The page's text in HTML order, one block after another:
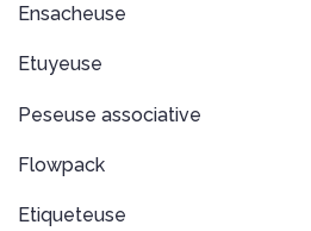
Ensacheuse
Etuyeuse
Peseuse associative
Flowpack
Etiqueteuse